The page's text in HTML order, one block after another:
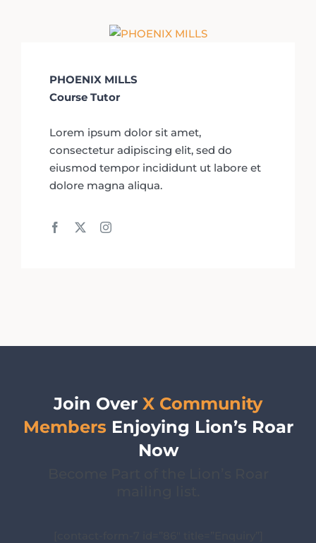
PHOENIX MILLS
Course Tutor
Lorem ipsum dolor sit amet,
consectetur adipiscing elit, sed do
eiusmod tempor incididunt ut labore et
dolore magna aliqua.
Join Over X Community
Members Enjoying Lion’s Roar
Now